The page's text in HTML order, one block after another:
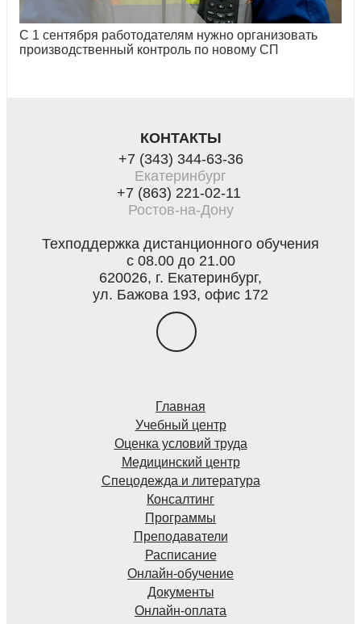
С 1 сентября работодателям нужно организовать
производственный контроль по новому СП
КОНТАКТЫ
+7 (343) 344-63-36
Екатеринбург
+7 (863) 221-02-11
Ростов-на-Дону
Техподдержка дистанционного обучения
с 08.00 до 21.00
620026, г. Екатеринбург,
ул. Бажова 193, офис 172
Главная
Учебный центр
Оценка условий труда
Медицинский центр
Спецодежда и литература
Консалтинг
Программы
Преподаватели
Расписание
Онлайн-обучение
Документы
Онлайн-оплата